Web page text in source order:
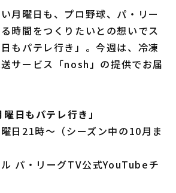
月曜日も、プロ野球、パ・リー
時間をつくりたいとの想いでス
もパテレ行き」。今週は、冷凍
サービス「nosh」の提供でお届
日もパテレ行き」
日21時～（シーズン中の10月ま
ル パ・リーグTV公式YouTubeチ